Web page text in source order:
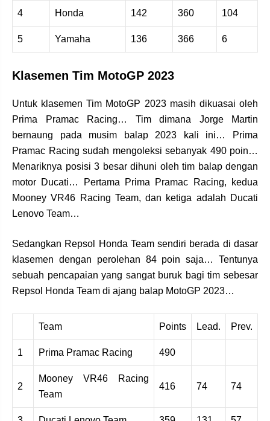
4 Honda 142 360 104
5 Yamaha 136 366 6
Klasemen Tim MotoGP 2023
Untuk klasemen Tim MotoGP 2023 masih dikuasai oleh
Prima Pramac Racing… Tim dimana Jorge Martin
bernaung pada musim balap 2023 kali ini… Prima
Pramac Racing sudah mengoleksi sebanyak 490 poin…
Menariknya posisi 3 besar dihuni oleh tim balap dengan
motor Ducati… Pertama Prima Pramac Racing, kedua
Mooney VR46 Racing Team, dan ketiga adalah Ducati
Lenovo Team…
Sedangkan Repsol Honda Team sendiri berada di dasar
klasemen dengan perolehan 84 poin saja… Tentunya
sebuah pencapaian yang sangat buruk bagi tim sebesar
Repsol Honda Team di ajang balap MotoGP 2023…
Team Points Lead. Prev.
1 Prima Pramac Racing 490
2
Mooney VR46 Racing
Team
416 74 74